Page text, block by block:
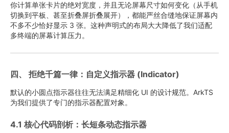
你计算单张卡片的绝对宽度，并且无论屏幕尺寸如何变化（从手机
切换到平板、甚至折叠屏折叠展开），都能严丝合缝地保证屏幕内
不多不少恰好显示 3 张。这种声明式的布局大大降低了我们适配
多终端的屏幕计算压力。
四、 拒绝千篇一律：自定义指示器 (Indicator)
默认的小圆点指示器往往无法满足精细化 UI 的设计规范。ArkTS
为我们提供了专门的指示器配置对象。
4.1 核心代码剖析：长短条动态指示器